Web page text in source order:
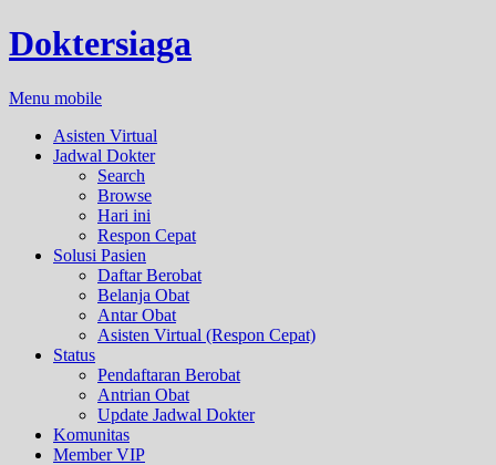
Doktersiaga
Menu mobile
Asisten Virtual
Jadwal Dokter
Search
Browse
Hari ini
Respon Cepat
Solusi Pasien
Daftar Berobat
Belanja Obat
Antar Obat
Asisten Virtual (Respon Cepat)
Status
Pendaftaran Berobat
Antrian Obat
Update Jadwal Dokter
Komunitas
Member VIP